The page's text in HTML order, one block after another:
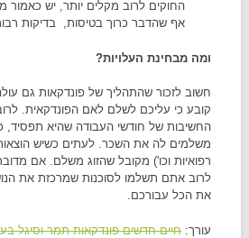
החוקים לרוב מקלים יותר, יש
אף שהדבר כרוך בטיסות, בדיקות
ומה מבחינת העלויות?
חשוב לזכור שהתהליך של פונדקאות גם
קובע כי עליכם לשלם לאם הפונדקאית.
החשיבות של חודשי העבודה שהיא
משלמים לה את השכר. לעתים כשיש הוצאות
רפואיות וכו') מקובל שהזוג משלם. אם
לרוב אתם תשלמו לסוכנות שמרכזת את
את הכל עבורכם.
עורך: חיים חדשים-פונדקאות תמר וסיגל